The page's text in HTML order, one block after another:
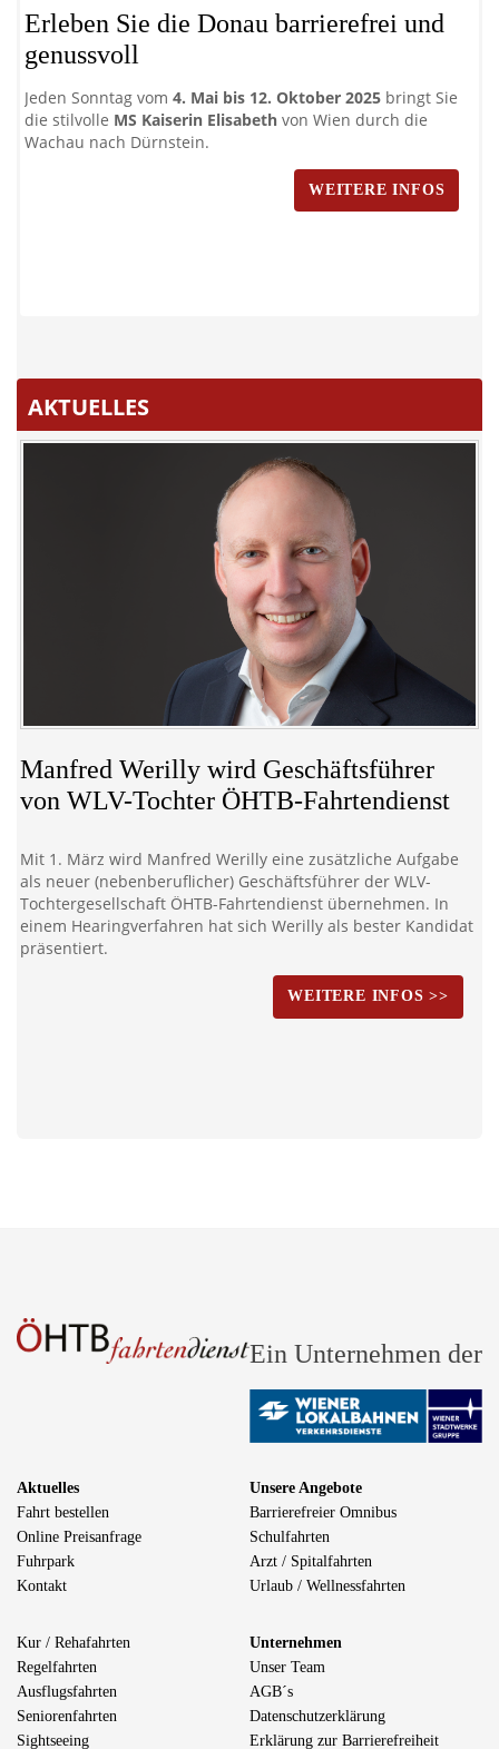
Erleben Sie die Donau barrierefrei und
genussvoll
Jeden Sonntag vom4. Mai bis 12. Oktober 2025 bringt Sie
die stilvolle MS Kaiserin Elisabeth von Wien durch die
Wachau nach Dürnstein.
WEITERE INFOS
AKTUELLES
Manfred Werilly wird Geschäftsführer
von WLV-Tochter ÖHTB-Fahrtendienst
Mit 1. März wird Manfred Werilly eine zusätzliche Aufgabe
als neuer (nebenberuflicher) Geschäftsführer der WLV-
Tochtergesellschaft ÖHTB-Fahrtendienst übernehmen. In
einem Hearingverfahren hat sich Werilly als bester Kandidat
präsentiert.
WEITERE INFOS >>
Aktuelles
Fahrt bestellen
Online Preisanfrage
Fuhrpark
Kontakt
Unsere Angebote
Barrierefreier Omnibus
Schulfahrten
Arzt / Spitalfahrten
Urlaub / Wellnessfahrten
Kur / Rehafahrten
Regelfahrten
Ausflugsfahrten
Seniorenfahrten
Sightseeing
Unternehmen
Unser Team
AGB´s
Datenschutzerklärung
Erklärung zur Barrierefreiheit
Ein Unternehmen der